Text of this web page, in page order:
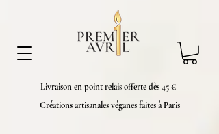
Livraison en point relais offerte dès 45 €
Créations artisanales véganes faites à Paris